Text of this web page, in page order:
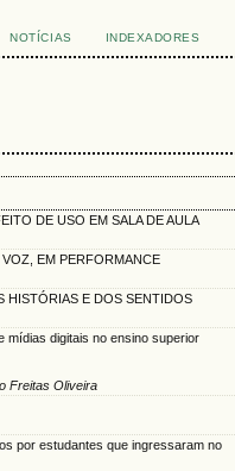
NOTÍCIAS INDEXADORES
DE USO EM SALA DE AULA
EM PERFORMANCE
HISTÓRIAS E DOS SENTIDOS
mídias digitais no ensino superior
Freitas Oliveira
por estudantes que ingressaram no